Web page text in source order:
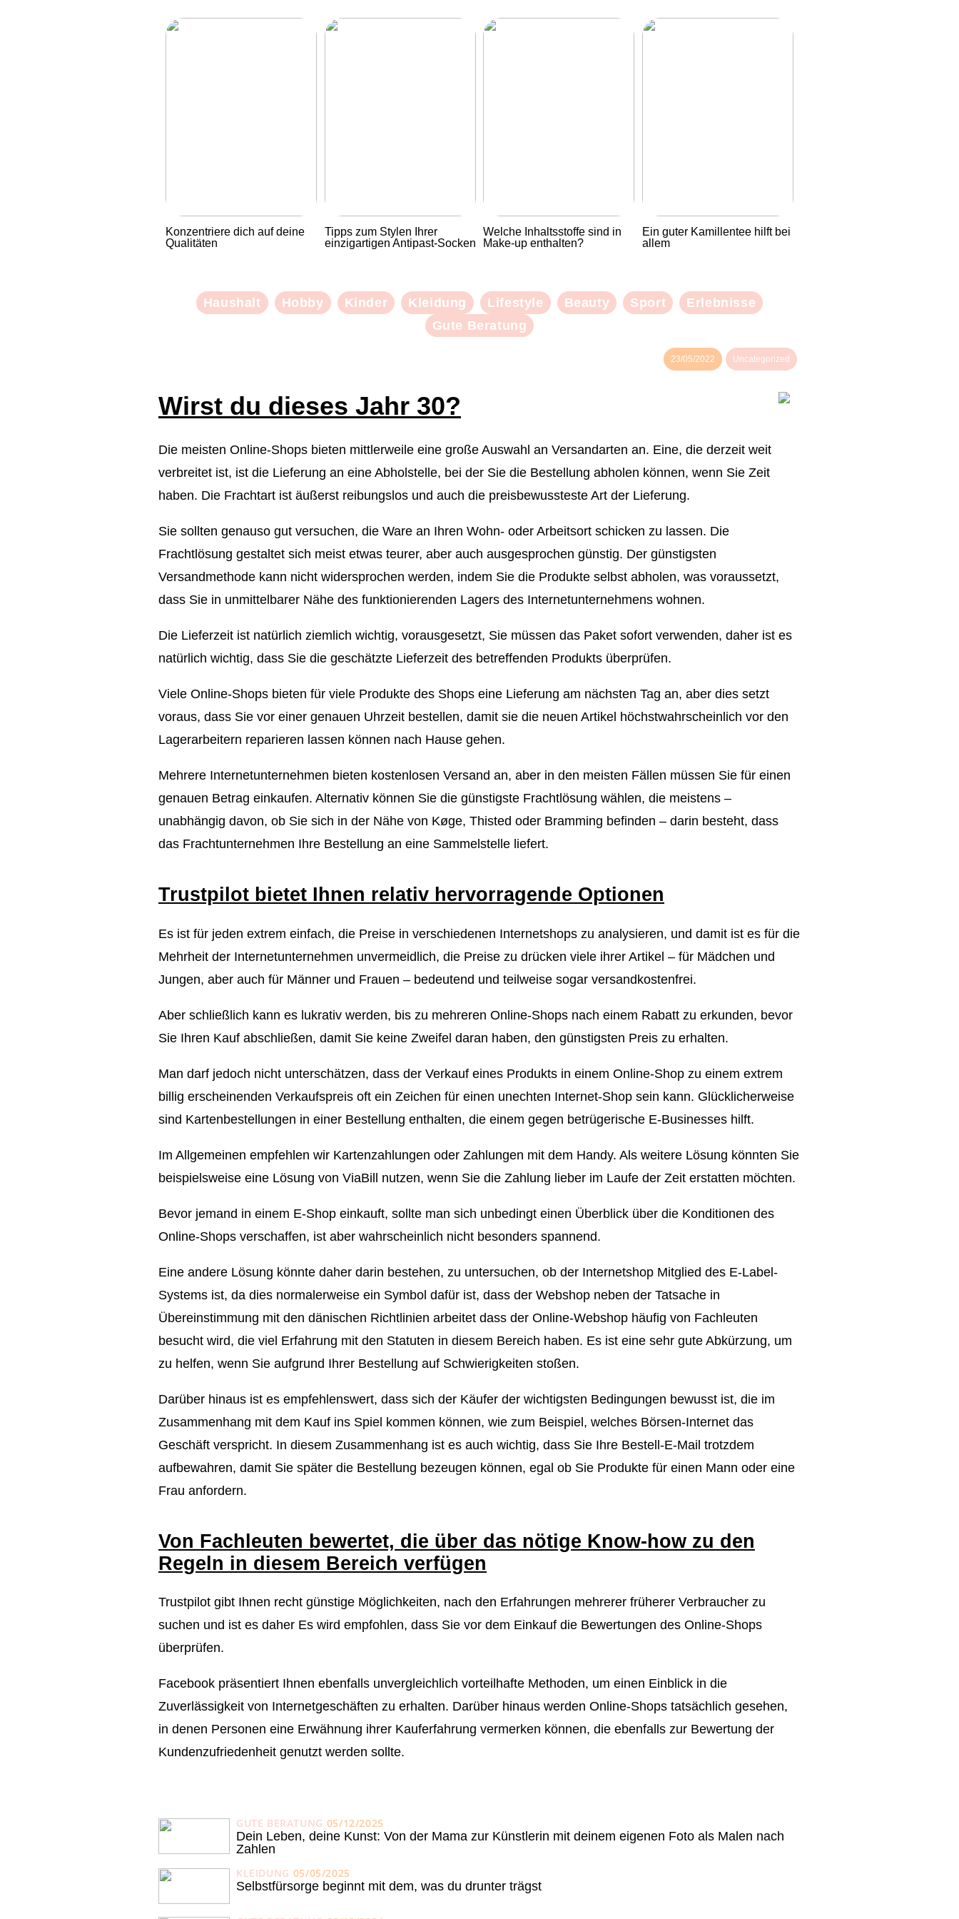
Konzentriere dich auf deine
Qualitäten
Tipps zum Stylen Ihrer
einzigartigen Antipast-Socken
Welche Inhaltsstoffe sind in
Make-up enthalten?
Ein guter Kamillentee hilft bei
allem
Haushalt Hobby Kinder Kleidung Lifestyle Beauty Sport
Erlebnisse
Gute Beratung
23/05/2022 Uncategorized
Wirst du dieses Jahr 30?
Die meisten Online-Shops bieten mittlerweile eine große Auswahl an Versandarten an. Eine, die derzeit weit
verbreitet ist, ist die Lieferung an eine Abholstelle, bei der Sie die Bestellung abholen können, wenn Sie Zeit
haben. Die Frachtart ist äußerst reibungslos und auch die preisbewussteste Art der Lieferung.
Sie sollten genauso gut versuchen, die Ware an Ihren Wohn- oder Arbeitsort schicken zu lassen. Die
Frachtlösung gestaltet sich meist etwas teurer, aber auch ausgesprochen günstig. Der günstigsten
Versandmethode kann nicht widersprochen werden, indem Sie die Produkte selbst abholen, was voraussetzt,
dass Sie in unmittelbarer Nähe des funktionierenden Lagers des Internetunternehmens wohnen.
Die Lieferzeit ist natürlich ziemlich wichtig, vorausgesetzt, Sie müssen das Paket sofort verwenden, daher ist es
natürlich wichtig, dass Sie die geschätzte Lieferzeit des betreffenden Produkts überprüfen.
Viele Online-Shops bieten für viele Produkte des Shops eine Lieferung am nächsten Tag an, aber dies setzt
voraus, dass Sie vor einer genauen Uhrzeit bestellen, damit sie die neuen Artikel höchstwahrscheinlich vor den
Lagerarbeitern reparieren lassen können nach Hause gehen.
Mehrere Internetunternehmen bieten kostenlosen Versand an, aber in den meisten Fällen müssen Sie für einen
genauen Betrag einkaufen. Alternativ können Sie die günstigste Frachtlösung wählen, die meistens –
unabhängig davon, ob Sie sich in der Nähe von Køge, Thisted oder Bramming befinden – darin besteht, dass
das Frachtunternehmen Ihre Bestellung an eine Sammelstelle liefert.
Trustpilot bietet Ihnen relativ hervorragende Optionen
Es ist für jeden extrem einfach, die Preise in verschiedenen Internetshops zu analysieren, und damit ist es für die
Mehrheit der Internetunternehmen unvermeidlich, die Preise zu drücken viele ihrer Artikel – für Mädchen und
Jungen, aber auch für Männer und Frauen – bedeutend und teilweise sogar versandkostenfrei.
Aber schließlich kann es lukrativ werden, bis zu mehreren Online-Shops nach einem Rabatt zu erkunden, bevor
Sie Ihren Kauf abschließen, damit Sie keine Zweifel daran haben, den günstigsten Preis zu erhalten.
Man darf jedoch nicht unterschätzen, dass der Verkauf eines Produkts in einem Online-Shop zu einem extrem
billig erscheinenden Verkaufspreis oft ein Zeichen für einen unechten Internet-Shop sein kann. Glücklicherweise
sind Kartenbestellungen in einer Bestellung enthalten, die einem gegen betrügerische E-Businesses hilft.
Im Allgemeinen empfehlen wir Kartenzahlungen oder Zahlungen mit dem Handy. Als weitere Lösung könnten Sie
beispielsweise eine Lösung von ViaBill nutzen, wenn Sie die Zahlung lieber im Laufe der Zeit erstatten möchten.
Bevor jemand in einem E-Shop einkauft, sollte man sich unbedingt einen Überblick über die Konditionen des
Online-Shops verschaffen, ist aber wahrscheinlich nicht besonders spannend.
Eine andere Lösung könnte daher darin bestehen, zu untersuchen, ob der Internetshop Mitglied des E-Label-
Systems ist, da dies normalerweise ein Symbol dafür ist, dass der Webshop neben der Tatsache in
Übereinstimmung mit den dänischen Richtlinien arbeitet dass der Online-Webshop häufig von Fachleuten
besucht wird, die viel Erfahrung mit den Statuten in diesem Bereich haben. Es ist eine sehr gute Abkürzung, um
zu helfen, wenn Sie aufgrund Ihrer Bestellung auf Schwierigkeiten stoßen.
Darüber hinaus ist es empfehlenswert, dass sich der Käufer der wichtigsten Bedingungen bewusst ist, die im
Zusammenhang mit dem Kauf ins Spiel kommen können, wie zum Beispiel, welches Börsen-Internet das
Geschäft verspricht. In diesem Zusammenhang ist es auch wichtig, dass Sie Ihre Bestell-E-Mail trotzdem
aufbewahren, damit Sie später die Bestellung bezeugen können, egal ob Sie Produkte für einen Mann oder eine
Frau anfordern.
Von Fachleuten bewertet, die über das nötige Know-how zu den
Regeln in diesem Bereich verfügen
Trustpilot gibt Ihnen recht günstige Möglichkeiten, nach den Erfahrungen mehrerer früherer Verbraucher zu
suchen und ist es daher Es wird empfohlen, dass Sie vor dem Einkauf die Bewertungen des Online-Shops
überprüfen.
Facebook präsentiert Ihnen ebenfalls unvergleichlich vorteilhafte Methoden, um einen Einblick in die
Zuverlässigkeit von Internetgeschäften zu erhalten. Darüber hinaus werden Online-Shops tatsächlich gesehen,
in denen Personen eine Erwähnung ihrer Kauferfahrung vermerken können, die ebenfalls zur Bewertung der
Kundenzufriedenheit genutzt werden sollte.
GUTE BERATUNG 05/12/2025
Dein Leben, deine Kunst: Von der Mama zur Künstlerin mit deinem eigenen Foto als Malen nach
Zahlen
KLEIDUNG 05/05/2025
Selbstfürsorge beginnt mit dem, was du drunter trägst